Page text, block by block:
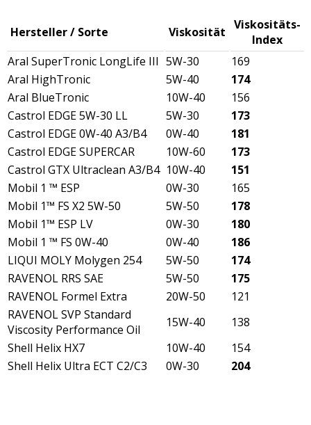
Hersteller / Sorte Viskosität Viskositäts-
Index
Aral SuperTronic LongLife III 5W-30
169
Aral HighTronic
5W-40
174
Aral BlueTronic
10W-40
156
Castrol EDGE 5W-30 LL
5W-30
173
Castrol EDGE 0W-40 A3/B4
0W-40
181
Castrol EDGE SUPERCAR
10W-60
173
Castrol GTX Ultraclean A3/B4 10W-40
151
Mobil 1 ™ ESP
0W-30
165
Mobil 1™ FS X2 5W-50
5W-50
178
Mobil 1™ ESP LV
0W-30
180
Mobil 1 ™ FS 0W-40
0W-40
186
LIQUI MOLY Molygen 254
5W-50
174
RAVENOL RRS SAE
5W-50
175
RAVENOL Formel Extra
20W-50
121
RAVENOL SVP Standard
Viscosity Performance Oil
15W-40
138
Shell Helix HX7
10W-40
154
Shell Helix Ultra ECT C2/C3
0W-30 204